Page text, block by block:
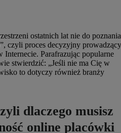
ostatnich lat nie do
czyli proces decyzyjny prowadzący
Internecie. Parafrazując popularne
stwierdzić: „Jeśli nie ma Cię w
to dotyczy również branży
dlaczego musisz
online placówki